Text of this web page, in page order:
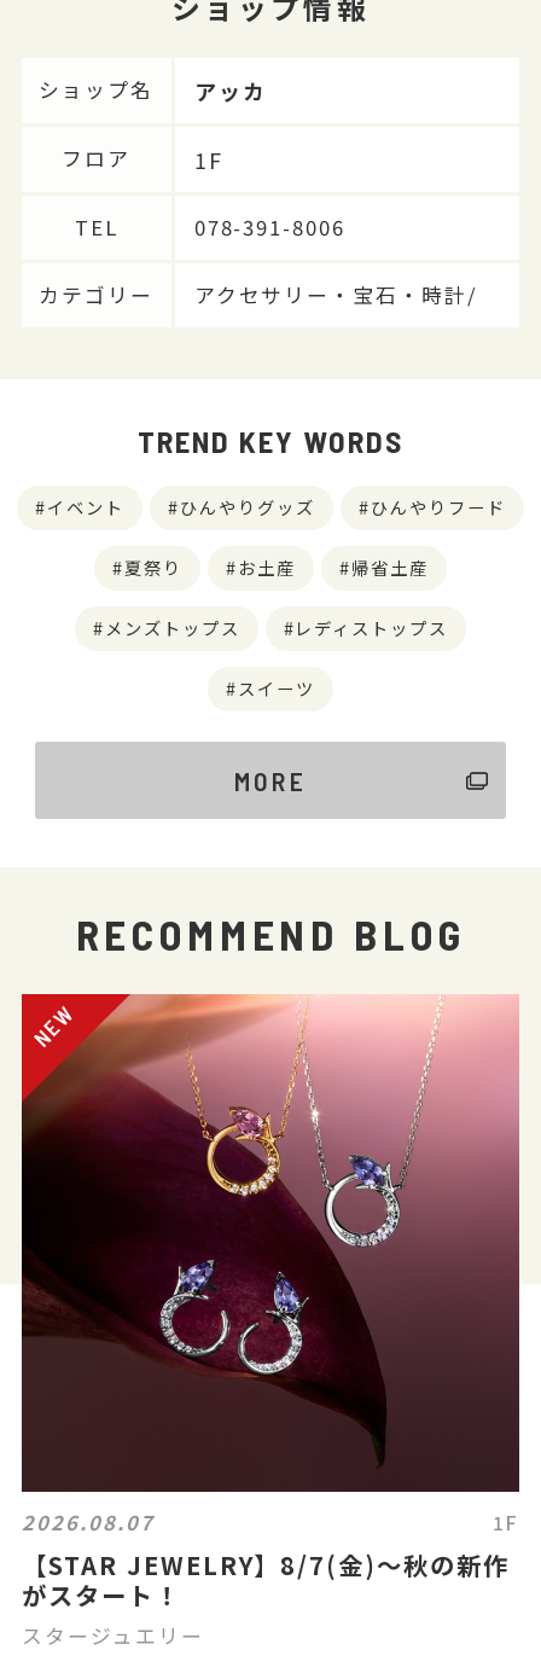
ショップ名 アッカ
フロア 1F
TEL 078-391-8006
カテゴリー アクセサリー・宝石・時計/
TREND KEY WORDS
イベント ひんやりグッズ ひんやりフード
夏祭り お土産 帰省土産
メンズトップス レディストップス
スイーツ
MORE
RECOMMEND BLOG
2026.08.07 1F
【STAR JEWELRY】8/7(金)～秋の新作
がスタート！
スタージュエリー